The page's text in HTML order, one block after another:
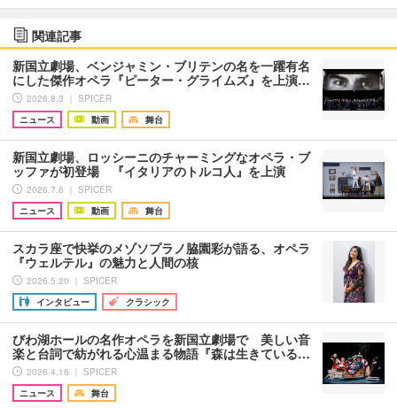
関連記事
新国立劇場、ベンジャミン・ブリテンの名を一躍有名
にした傑作オペラ『ピーター・グライムズ』を上演…
2026.8.3 ｜ SPICER
ニュース
動画 舞台
新国立劇場、ロッシーニのチャーミングなオペラ・ブ
ッファが初登場 『イタリアのトルコ人』を上演
2026.7.6 ｜ SPICER
ニュース
動画 舞台
スカラ座で快挙のメゾソプラノ脇園彩が語る、オペラ
『ウェルテル』の魅力と人間の核
2026.5.20 ｜ SPICER
インタビュー
クラシック
びわ湖ホールの名作オペラを新国立劇場で 美しい音
楽と台詞で紡がれる心温まる物語『森は生きている…
2026.4.16 ｜ SPICER
ニュース
舞台